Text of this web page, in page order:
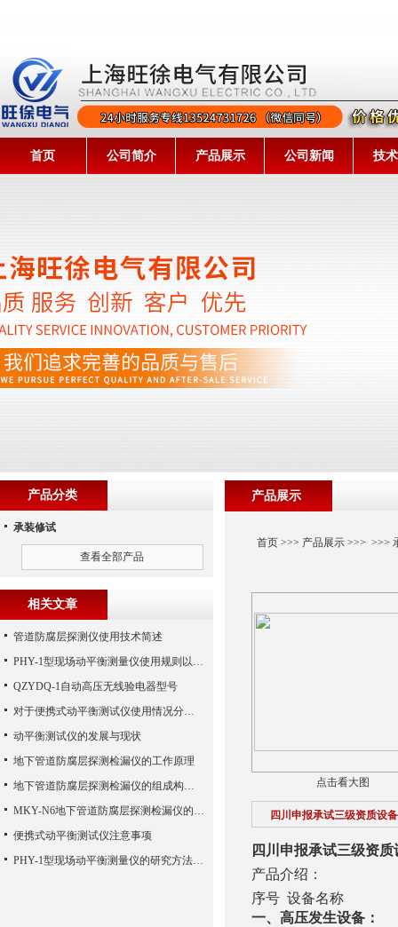
首页 公司简介 产品展示 公司新闻 技
产品展示
首页>>> 产品展示>>> >>>
点击看大图
四川申报承试三级资质设
四川申报承试三级资质
产品介绍：
序号 设备
一、高压发生设备：
产品分类
承装修试
查看全部产品
相关文章
管道防腐层探测仪使用技术简述
PHY-1型现场动平衡测量仪使用规则以及日常保养问题陈述
QZYDQ-1自动高压无线验电器型号
对于便携式动平衡测试仪使用情况分析详解
动平衡测试仪的发展与现状
地下管道防腐层探测检漏仪的工作原理
地下管道防腐层探测检漏仪的组成构造分析阐述要点
MKY-N6地下管道防腐层探测检漏仪的功能及用途
便携式动平衡测试仪注意事项
PHY-1型现场动平衡测量仪的研究方法说明概述